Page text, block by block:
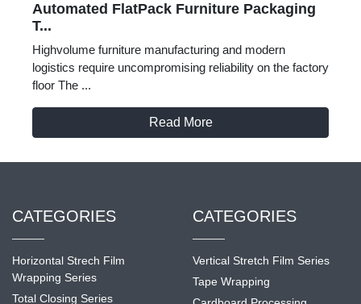
Automated FlatPack Furniture Packaging
T...
Highvolume furniture manufacturing and modern
logistics require uncompromising reliability on the factory
floor The ...
Read More
CATEGORIES
Horizontal Strech Film
Wrapping Series
Total Closing Series
CATEGORIES
Vertical Stretch Film Series
Tape Wrapping